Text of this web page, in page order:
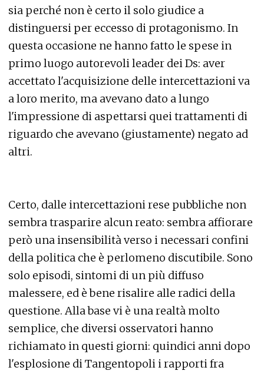
sia perché non è certo il solo giudice a
distinguersi per eccesso di protagonismo. In
questa occasione ne hanno fatto le spese in
primo luogo autorevoli leader dei Ds: aver
accettato l'acquisizione delle intercettazioni va
a loro merito, ma avevano dato a lungo
l'impressione di aspettarsi quei trattamenti di
riguardo che avevano (giustamente) negato ad
altri.
Certo, dalle intercettazioni rese pubbliche non
sembra trasparire alcun reato: sembra affiorare
però una insensibilità verso i necessari confini
della politica che è perlomeno discutibile. Sono
solo episodi, sintomi di un più diffuso
malessere, ed è bene risalire alle radici della
questione. Alla base vi è una realtà molto
semplice, che diversi osservatori hanno
richiamato in questi giorni: quindici anni dopo
l'esplosione di Tangentopoli i rapporti fra